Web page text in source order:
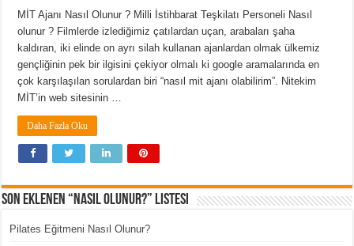
MİT Ajanı Nasıl Olunur ? Milli İstihbarat Teşkilatı Personeli Nasıl
olunur ? Filmlerde izlediğimiz çatılardan uçan, arabaları şaha
kaldıran, iki elinde on ayrı silah kullanan ajanlardan olmak ülkemiz
gençliğinin pek bir ilgisini çekiyor olmalı ki google aramalarında en
çok karşılaşılan sorulardan biri “nasıl mit ajanı olabilirim”. Nitekim
MİT’in web sitesinin …
Daha Fazla Oku
Son Eklenen “Nasıl Olunur?” Listesi
Pilates Eğitmeni Nasıl Olunur?